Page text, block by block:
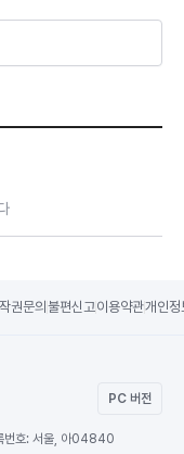
권문의 불편신고이용약관개인정
PC 버전
번호: 서울, 아04840